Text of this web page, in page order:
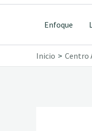
Enfoque
Inicio Centro